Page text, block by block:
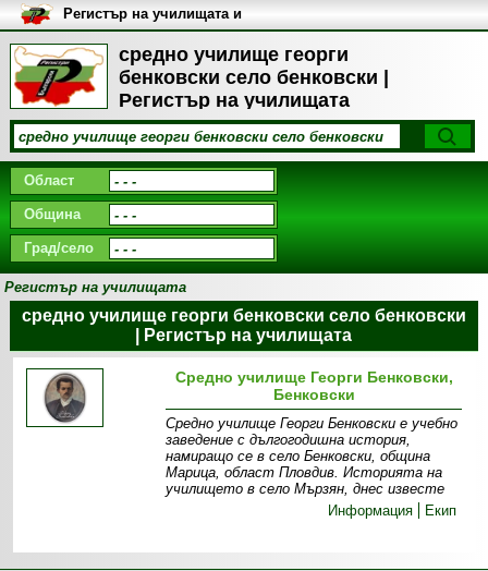
средно училище георги
бенковски село бенковски |
Регистър на училищата
Регистър на училищата и
университетите в България
Област
Община
Град/село
Регистър на училищата
средно училище георги бенковски село бенковски
| Регистър на училищата
Средно училище Георги Бенковски,
Бенковски
Средно училище Георги Бенковски е учебно
заведение с дългогодишна история,
намиращо се в село Бенковски, община
Марица, област Пловдив. Историята на
училището в село Мързян, днес известе
Информация
Екип